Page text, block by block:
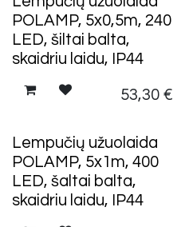
POLAMP, 5x0,5m, 240
LED, šiltai balta,
skaidriu laidu, IP44
53,30€
Lempučių užuolaida
POLAMP, 5x1m, 400
LED, šaltai balta,
skaidriu laidu, IP44